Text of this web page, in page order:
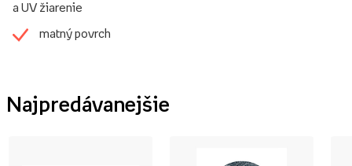
a UV žiarenie
matný povrch
Najpredávanejšie